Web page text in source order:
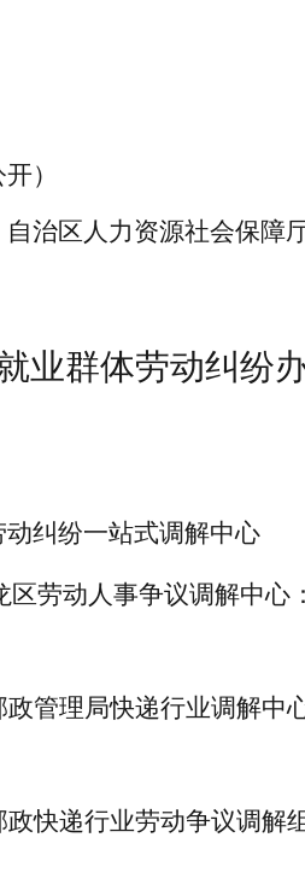
）
自治区人力资源社会保障
业群体劳动纠纷
纠纷一站式调解中心
区劳动人事争议调解中心
政管理局快递行业调解中
政快递行业劳动争议调解